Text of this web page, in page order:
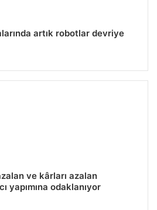
artık robotlar devriye
ve kârları azalan
yapımına odaklanıyor